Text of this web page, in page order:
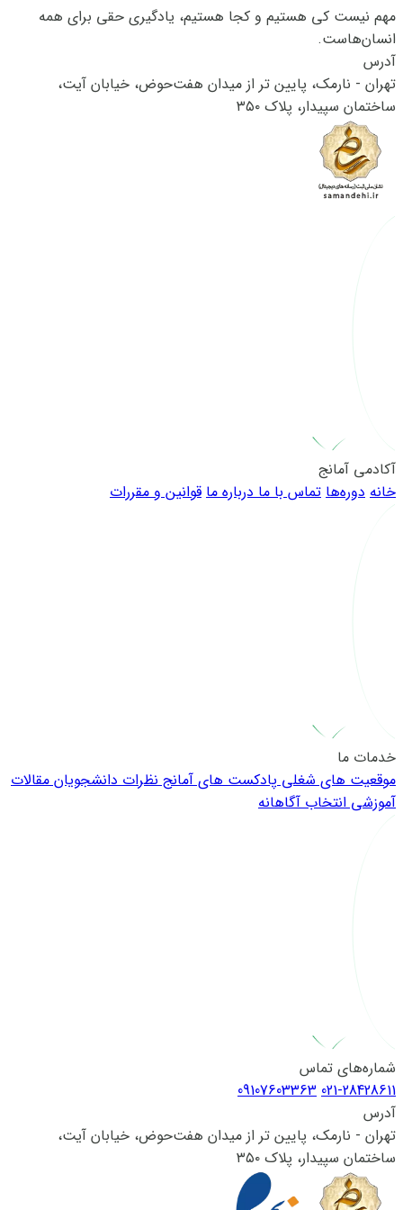
مهم نیست کی هستیم و کجا هستیم، یادگیری حقی برای همه
انسان‌هاست.
آدرس
تهران - نارمک، پایین تر از میدان هفت‌حوض، خیابان آیت،
ساختمان سپیدار، پلاک ۳۵۰
آکادمی آمانج
خانه دوره‌ها تماس با مادرباره ما قوانین و مقررات
خدمات ما
موقعیت های شغلیپادکست های آمانجنظرات دانشجویانمقالات
آموزشیانتخاب آگاهانه
شماره‌های تماس
021-28428611
09107603363
آدرس
تهران - نارمک، پایین تر از میدان هفت‌حوض، خیابان آیت،
ساختمان سپیدار، پلاک ۳۵۰